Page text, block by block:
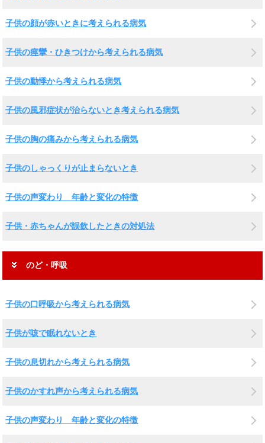
子供の顔が赤いときに考えられる病気
子供の痙攣・ひきつけから考えられる病気
子供の動悸から考えられる病気
子供の風邪症状が治らないとき考えられる病気
子供の胸の痛みから考えられる病気
子供のしゃっくりが止まらないとき
子供の声変わり 年齢と変化の特徴
子供・赤ちゃんが誤飲したときの対処法
のど・呼吸
子供の口呼吸から考えられる病気
子供が咳で眠れないとき
子供の息切れから考えられる病気
子供のかすれ声から考えられる病気
子供の声変わり 年齢と変化の特徴